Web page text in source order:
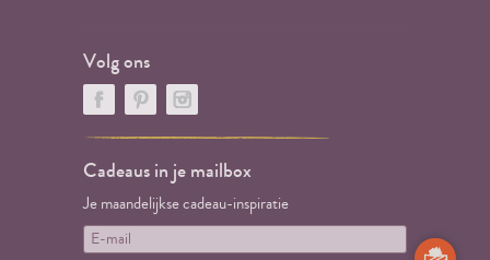
Volg ons
Cadeaus in je mailbox
Je maandelijkse cadeau-inspiratie